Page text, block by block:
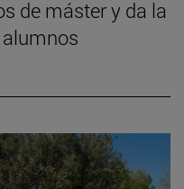
de máster y da la